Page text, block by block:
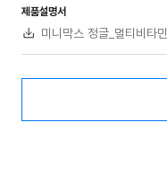
제품설명서
미니막스 정글_멀티비타